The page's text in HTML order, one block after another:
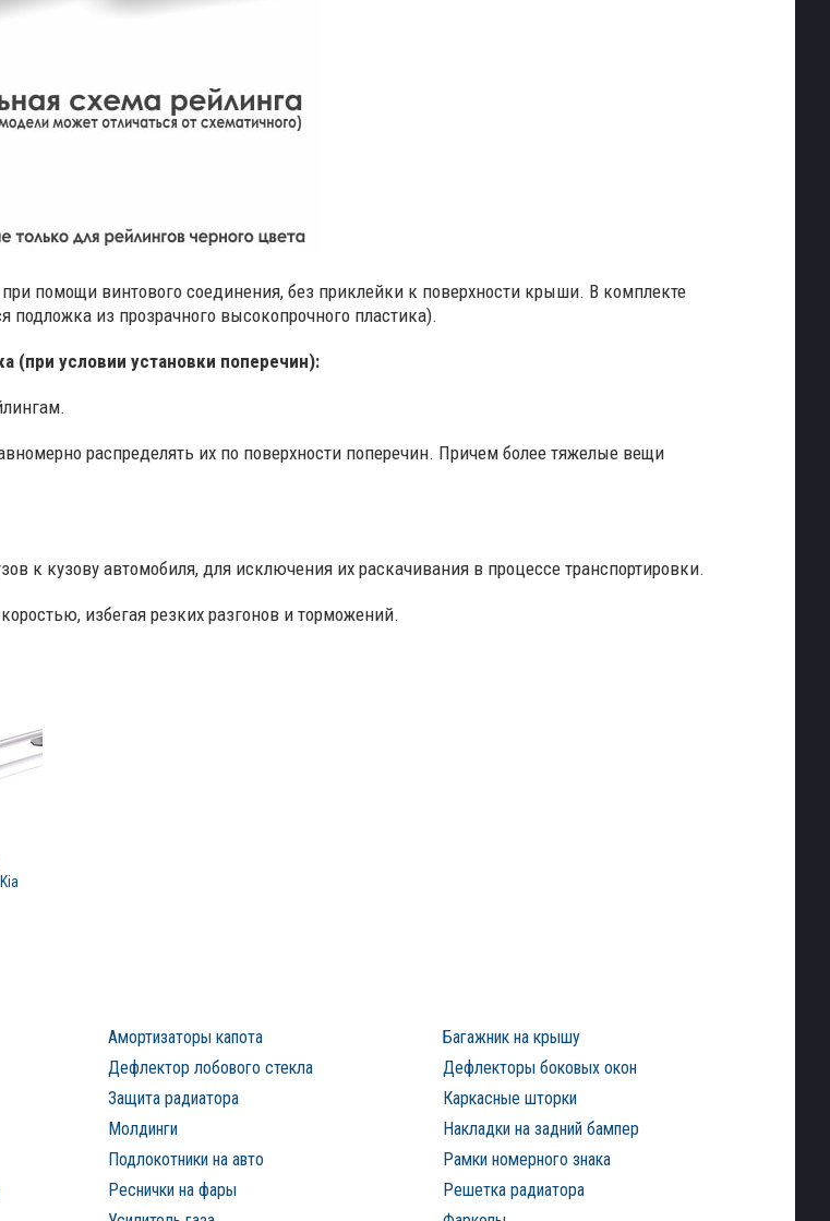
помощи винтового соединения, без приклейки к поверхности крыши. В комплекте
из прозрачного высокопрочного пластика).
(при условии установки поперечин):
распределять их по поверхности поперечин. Причем более тяжелые вещи
к кузову автомобиля, для исключения их раскачивания в процессе транспортировки.
избегая резких разгонов и торможений.
Амортизаторы капота
Багажник на крышу
Дефлектор лобового стекла
Дефлекторы боковых окон
Защита радиатора
Каркасные шторки
Молдинги
Накладки на задний бампер
Подлокотники на авто
Рамки номерного знака
Реснички на фары
Решетка радиатора